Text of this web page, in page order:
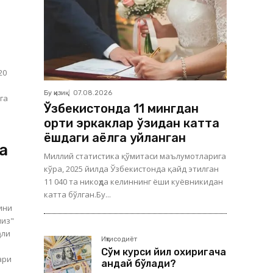
Бу қизиқ 07.08.2026
Ўзбекистонда 11 мингдан
ортиқ эркаклар ўзидан катта
ёшдаги аёлга уйланган
Миллий статистика қўмитаси маълумотларига
кўра, 2025 йилда Ўзбекистонда қайд этилган
11 040 та никоҳда келиннинг ёши куёвникидан
катта бўлган.Бу...
Иқтисодиёт
Сўм курси йил охиригача
қандай бўлади?